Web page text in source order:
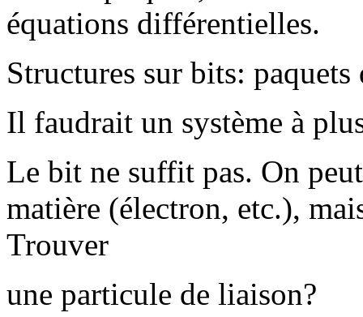
équations différentielles.
Structures sur bits:
Il faudrait un système à
Le bit ne suffit pas. On
matière (électron, etc.),
Trouver
une particule de liaison?